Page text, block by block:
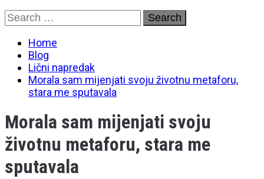
Skip
to
content
Search
for:
Home
Blog
Lični napredak
Morala sam mijenjati svoju životnu metaforu,
stara me sputavala
Morala sam mijenjati svoju
životnu metaforu, stara me
sputavala